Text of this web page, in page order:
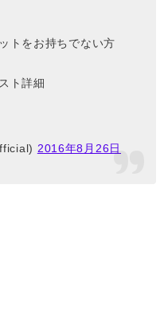
トをお持ちでない方
ト詳細
2016年8月26日